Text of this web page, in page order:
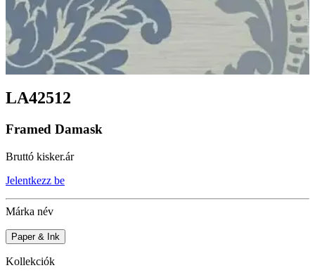
LA42512
Framed Damask
Bruttó kisker.ár
Jelentkezz be
Márka név
Paper & Ink
Kollekciók